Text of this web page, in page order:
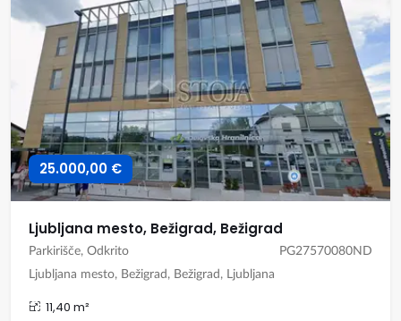
25.000,00 €
Ljubljana mesto, Bežigrad, Bežigrad
Parkirišče, Odkrito
PG27570080ND
Ljubljana mesto, Bežigrad, Bežigrad, Ljubljana
11,40 m²